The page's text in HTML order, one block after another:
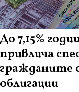
До 7,15%
привлича
гражданите
облигации